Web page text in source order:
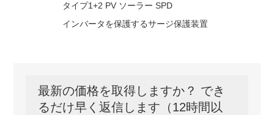
タイプ1+2 PV ソーラー SPD
インバータを保護するサージ保護装置
最新の価格を取得しますか？ でき
るだけ早く返信します（12時間以